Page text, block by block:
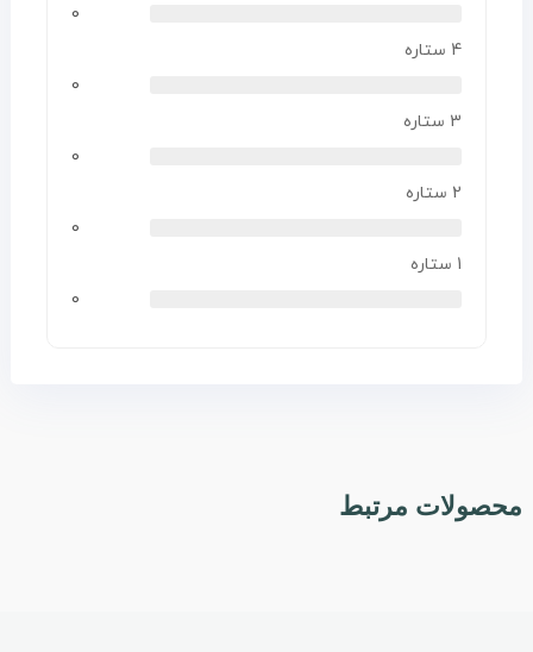
0
4 ستاره
0
3 ستاره
0
2 ستاره
0
1 ستاره
0
محصولات مرتبط